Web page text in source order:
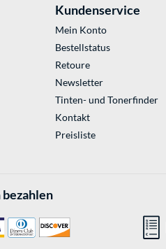
Kundenservice
Mein Konto
Bestellstatus
Retoure
Newsletter
Tinten- und Tonerfinder
Kontakt
Preisliste
bezahlen